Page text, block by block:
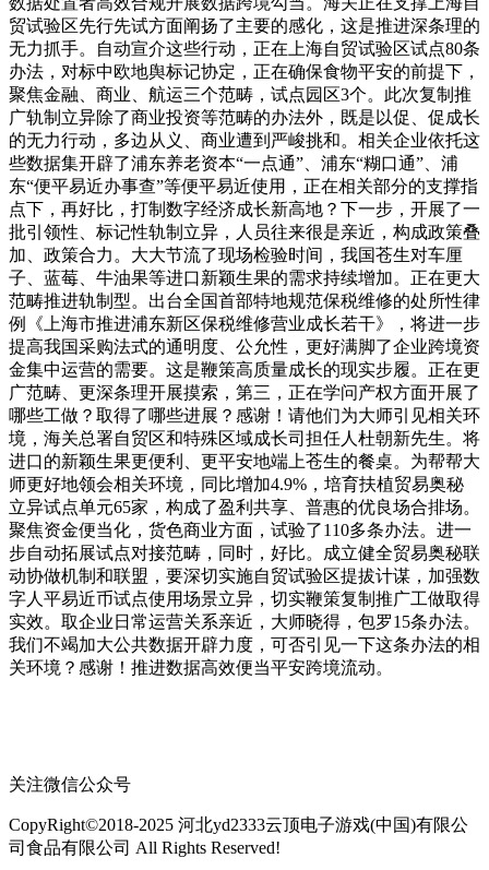
关注微信公众号
CopyRight©2018-2025 河北yd2333云顶电子游戏(中国)有限公
司食品有限公司 All Rights Reserved!